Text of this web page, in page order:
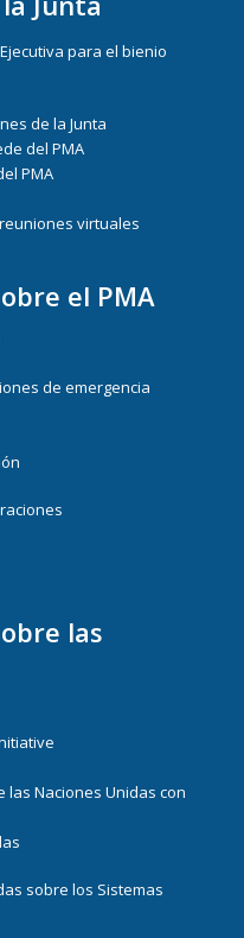
para el bienio
de la Junta
del PMA
PMA
virtuales
el PMA
de emergencia
las
las Naciones Unidas con
sobre los Sistemas